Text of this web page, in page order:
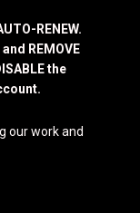
RENEW.
REMOVE
the
our work and